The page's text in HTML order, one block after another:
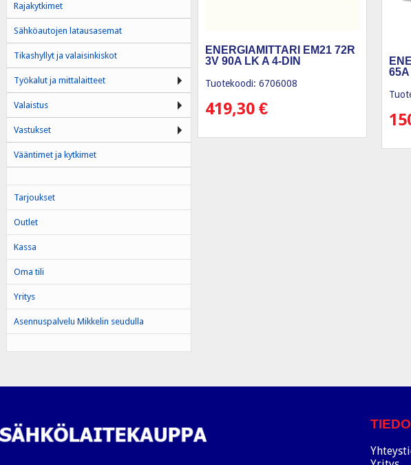
ENERGIAMITTARI EM21 72R
3V 90A LK A 4-DIN
Tuotekoodi: 6706008
419,30 €
65A
Rajakytkimet
Sähköautojen latausasemat
Tikashyllyt ja valaisinkiskot
Työkalut ja mittalaitteet
Valaistus
Vastukset
Vääntimet ja kytkimet
Tarjoukset
Outlet
Kassa
Oma tili
Yritys
Asennuspalvelu Mikkelin seudulla